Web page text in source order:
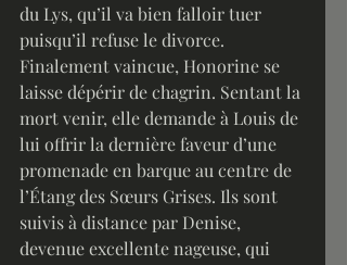
du Lys, qu’il va bien falloir tuer
puisqu’il refuse le divorce.
Finalement vaincue, Honorine se
laisse dépérir de chagrin. Sentant la
mort venir, elle demande à Louis de
lui offrir la dernière faveur d’une
promenade en barque au centre de
l’Étang des Sœurs Grises. Ils sont
suivis à distance par Denise,
devenue excellente nageuse, qui